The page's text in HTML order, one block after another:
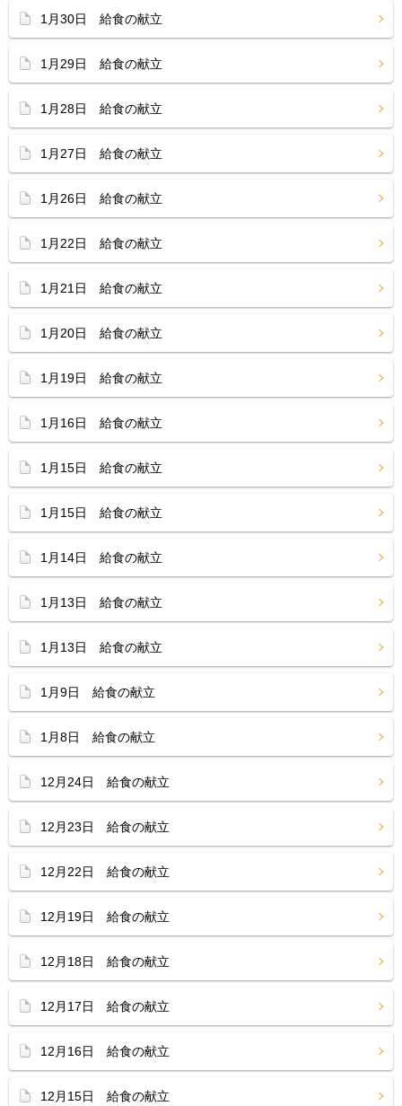
1月30日 給食の献立
1月29日 給食の献立
1月28日 給食の献立
1月27日 給食の献立
1月26日 給食の献立
1月22日 給食の献立
1月21日 給食の献立
1月20日 給食の献立
1月19日 給食の献立
1月16日 給食の献立
1月15日 給食の献立
1月15日 給食の献立
1月14日 給食の献立
1月13日 給食の献立
1月13日 給食の献立
1月9日 給食の献立
1月8日 給食の献立
12月24日 給食の献立
12月23日 給食の献立
12月22日 給食の献立
12月19日 給食の献立
12月18日 給食の献立
12月17日 給食の献立
12月16日 給食の献立
12月15日 給食の献立